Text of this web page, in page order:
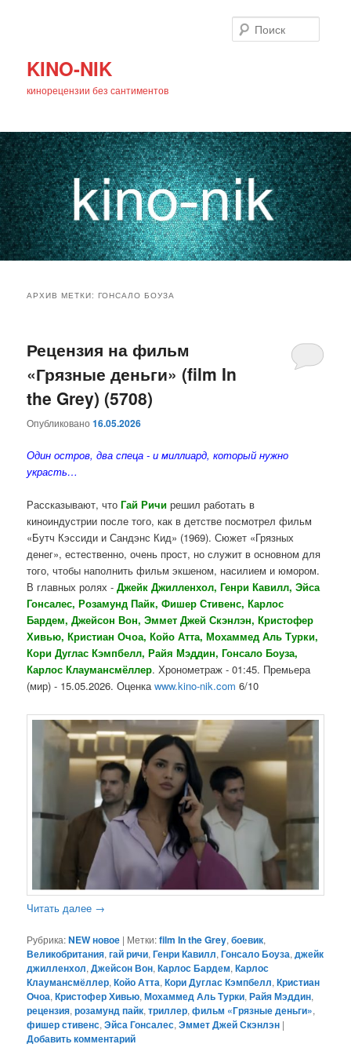
KINO-NIK
кинорецензии без сантиментов
основному
содержимому
дополнительному
содержимому
АРХИВ МЕТКИ:ГОНСАЛО БОУЗА
Рецензия на фильм
«Грязные деньги» (film In
the Grey) (5708)
Опубликовано16.05.2026
Один остров, два спеца - и миллиард, который нужно
украсть…
Рассказывают, чтоГай Ричи решил работать в
киноиндустрии после того, как в детстве посмотрел фильм
«Бутч Кэссиди и Сандэнс Кид» (1969). Сюжет «Грязных
денег», естественно, очень прост, но служит в основном для
того, чтобы наполнить фильм экшеном, насилием и юмором.
В главных ролях -Джейк Джилленхол, Генри Кавилл, Эйса
Гонсалес, Розамунд Пайк, Фишер Стивенс, Карлос
Бардем, Джейсон Вон, Эммет Джей Скэнлэн, Кристофер
Хивью, Кристиан Очоа, Койо Атта, Мохаммед Аль Турки,
Кори Дуглас Кэмпбелл, Райя Мэддин, Гонсало Боуза,
Карлос Клаумансмёллер. Хронометраж - 01:45. Премьера
(мир) - 15.05.2026. Оценкаwww.kino-nik.com 6/10
Читать далее →
Рубрика:NEW новое | Метки:film In the Grey,боевик,
Великобритания,гай ричи,Генри Кавилл,Гонсало Боуза,джейк
джилленхол,Джейсон Вон,Карлос Бардем,Карлос
Клаумансмёллер,Койо Атта,Кори Дуглас Кэмпбелл,Кристиан
Очоа,Кристофер Хивью,Мохаммед Аль Турки,Райя Мэддин,
рецензия,розамунд пайк,триллер,фильм «Грязные деньги»,
фишер стивенс,Эйса Гонсалес,Эммет Джей Скэнлэн |
Добавить комментарий